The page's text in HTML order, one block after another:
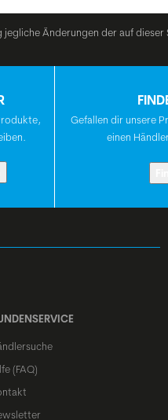
Änderungen der auf
Gefallen dir unsere
einen
(FAQ)